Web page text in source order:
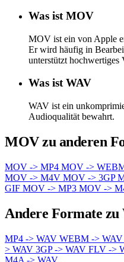
Was ist MOV
MOV ist ein von Apple
Er wird häufig in
unterstützt hochwertiges
Was ist WAV
WAV ist ein
Audioqualität bewahrt.
MOV zu anderen
MOV -> MP4 MOV ->
MOV -> M4V MOV -> 3GP
GIF MOV -> MP3 MOV ->
Andere Formate zu
MP4 -> WAV WEBM -> WAV
> WAV 3GP -> WAV FLV ->
M4A -> WAV